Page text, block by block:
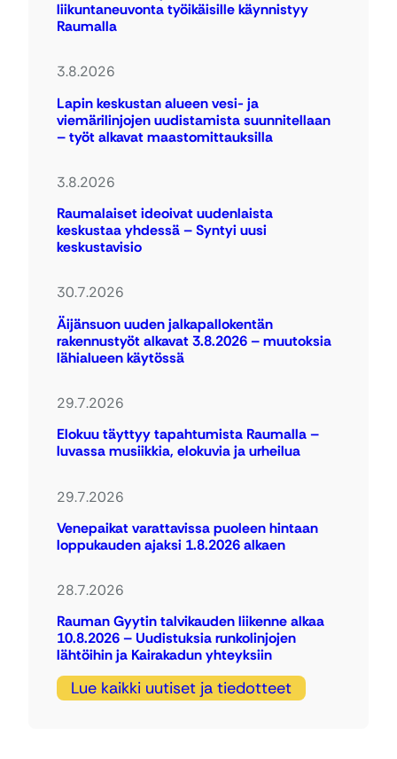
liikuntaneuvonta työikäisille käynnistyy
Raumalla
3.8.2026
Lapin keskustan alueen vesi- ja
viemärilinjojen uudistamista suunnitellaan
– työt alkavat maastomittauksilla
3.8.2026
Raumalaiset ideoivat uudenlaista
keskustaa yhdessä – Syntyi uusi
keskustavisio
30.7.2026
Äijänsuon uuden jalkapallokentän
rakennustyöt alkavat 3.8.2026 – muutoksia
lähialueen käytössä
29.7.2026
Elokuu täyttyy tapahtumista Raumalla –
luvassa musiikkia, elokuvia ja urheilua
29.7.2026
Venepaikat varattavissa puoleen hintaan
loppukauden ajaksi 1.8.2026 alkaen
28.7.2026
Rauman Gyytin talvikauden liikenne alkaa
10.8.2026 – Uudistuksia runkolinjojen
lähtöihin ja Kairakadun yhteyksiin
Lue kaikki uutiset ja tiedotteet